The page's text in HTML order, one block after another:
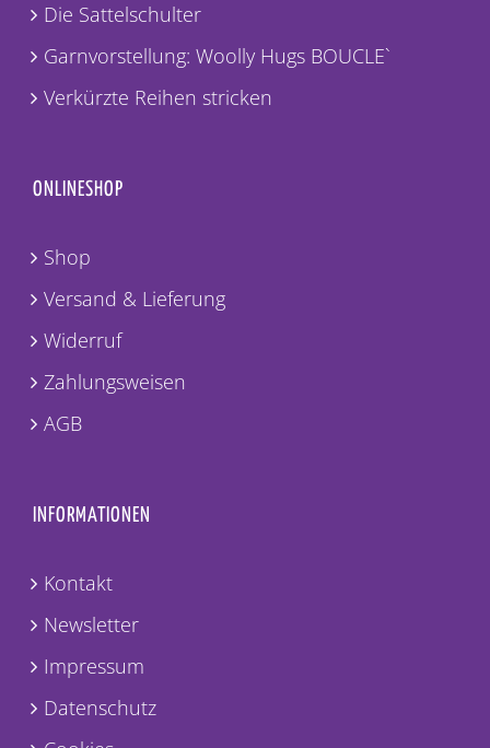
Die Sattelschulter
Garnvorstellung: Woolly Hugs BOUCLE`
Verkürzte Reihen stricken
ONLINESHOP
Shop
Versand & Lieferung
Widerruf
Zahlungsweisen
AGB
INFORMATIONEN
Kontakt
Newsletter
Impressum
Datenschutz